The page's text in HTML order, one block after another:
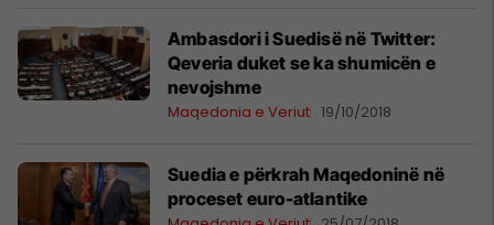
Ambasdori i Suedisë në Twitter:
Qeveria duket se ka shumicën e
nevojshme
Maqedonia e Veriut 19/10/2018
Suedia e përkrah Maqedoninë në
proceset euro-atlantike